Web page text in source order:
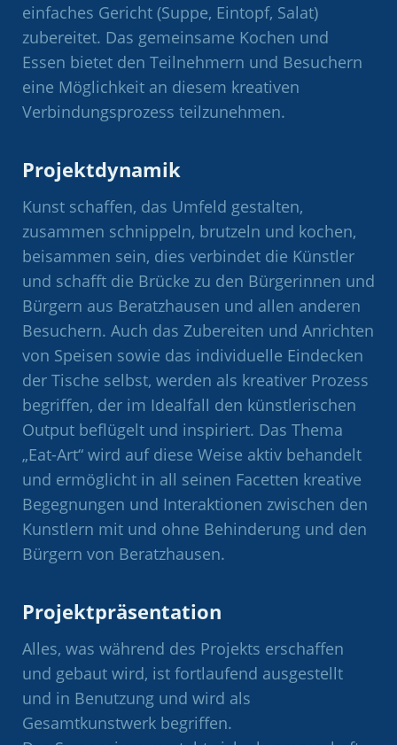
einfaches Gericht (Suppe, Eintopf, Salat)
zubereitet. Das gemeinsame Kochen und
Essen bietet den Teilnehmern und Besuchern
eine Möglichkeit an diesem kreativen
Verbindungsprozess teilzunehmen.
Projektdynamik
Kunst schaffen, das Umfeld gestalten,
zusammen schnippeln, brutzeln und kochen,
beisammen sein, dies verbindet die Künstler
und schafft die Brücke zu den Bürgerinnen und
Bürgern aus Beratzhausen und allen anderen
Besuchern. Auch das Zubereiten und Anrichten
von Speisen sowie das individuelle Eindecken
der Tische selbst, werden als kreativer Prozess
begriffen, der im Idealfall den künstlerischen
Output beflügelt und inspiriert. Das Thema
„Eat-Art“ wird auf diese Weise aktiv behandelt
und ermöglicht in all seinen Facetten kreative
Begegnungen und Interaktionen zwischen den
Kunstlern mit und ohne Behinderung und den
Bürgern von Beratzhausen.
Projektpräsentation
Alles, was während des Projekts erschaffen
und gebaut wird, ist fortlaufend ausgestellt
und in Benutzung und wird als
Gesamtkunstwerk begriffen.